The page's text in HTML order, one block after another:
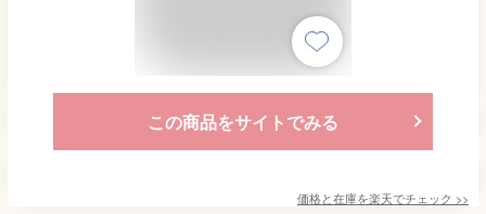
この商品をサイトでみる
価格と在庫を楽天でチェック >>